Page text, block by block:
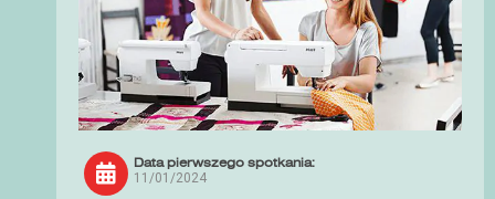
Data pierwszego spotkania:
11/01/2024